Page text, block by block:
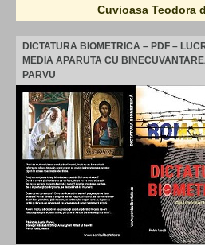
Cuvioasa Teodora
DICTATURA BIOMETRICA – PDF –
MEDIA APARUTA CU
PARVU